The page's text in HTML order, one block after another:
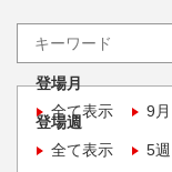
登場月
全て表示
9月
登場週
全て表示
5週